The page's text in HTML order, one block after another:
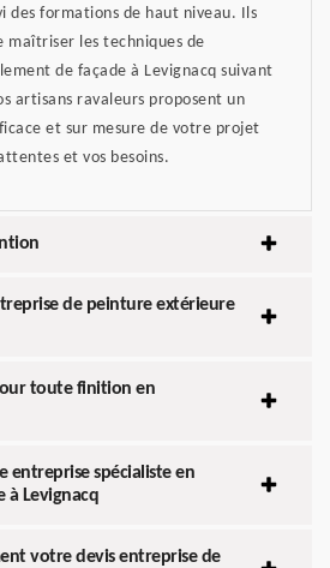
des formations de haut niveau. Ils
maîtriser les techniques de
de façade à Levignacq suivant
artisans ravaleurs proposent un
et sur mesure de votre projet
et vos besoins.
de peinture extérieure
toute finition en
entreprise spécialiste en
à Levignacq
votre devis entreprise de